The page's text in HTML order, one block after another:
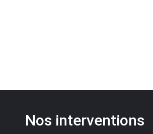
Nos interventions